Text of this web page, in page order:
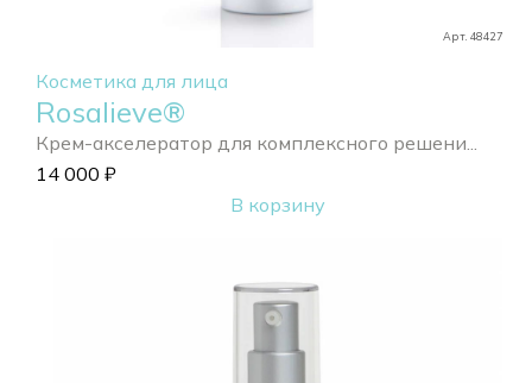
Арт. 48427
Косметика для лица
Rosalieve®
Крем-акселератор для комплексного решени...
14 000 ₽
В корзину